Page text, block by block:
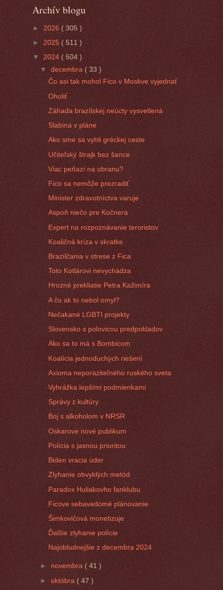
Archív blogu
► 2026 ( 305 )
► 2025 ( 511 )
▼ 2024 ( 504 )
▼decembra ( 33 )
Čo asi tak mohol Fico v Moskve vyjednať
Oholiť
Záhada brazílskej neúcty vysvetlená
Slabina v pláne
Ako sme sa vyhli gréckej ceste
Učiteľský štrajk bez šance
Viac peňazí na obranu?
Fico sa nemôže prezradiť
Minister zdravotníctva varuje
Aspoň niečo pre Kočnera
Expert na rozpoznávanie teroristov
Koaličná kríza v skratke
Brazílčania v strese z Fica
Toto Kotlárovi nevychádza
Hrozné prekliatie Petra Kažimíra
A čo ak to nebol omyl?
Nečakané LGBTI projekty
Slovensko s polovicou predpokladov
Ako sa to má s Bombicom
Koalícia jednoduchých riešení
Axioma neporaziteľného ruského sveta
Vyhrážka lepšími podmienkami
Správy z kultúry
Boj s alkoholom v NRSR
Oskarove nové publikum
Polícia s jasnou prioritou
Biden vracia úder
Zlyhanie obvyklých metód
Paradox Huliakovho fanklubu
Ficove sebavedomé plánovanie
Šimkovičová monetizuje
Ďalšie zlyhanie polície
Najobludnejšie z decembra 2024
► novembra ( 41 )
►októbra ( 47 )